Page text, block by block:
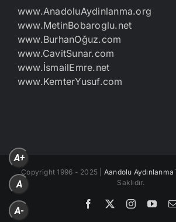
www.AnadoluAydinlanma.org
www.MetinBobaroglu.net
www.BurhanOğuz.com
www.CavitSunar.com
www.İsmailEmre.net
www.KemterYusuf.com
Copyright 1996 - 2025 | Aandolu Aydınlanma
Saklıdır.
Facebook
X Instagram
A+
A
A-